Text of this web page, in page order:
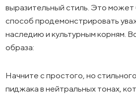
выразительный стиль. Это может
способ продемонстрировать
наследию и культурным корням.
образа:
Начните с простого, но
пиджака в нейтральных тонах,